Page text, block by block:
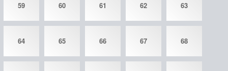
59 60 61 62 63
64 65 66 67 68